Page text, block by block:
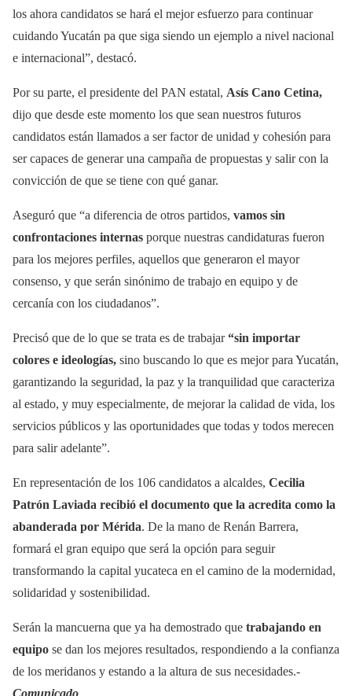
los ahora candidatos se hará el mejor esfuerzo para continuar
cuidando Yucatán pa que siga siendo un ejemplo a nivel nacional
e internacional”, destacó.
Por su parte, el presidente del PAN estatal, Asís Cano Cetina,
dijo que desde este momento los que sean nuestros futuros
candidatos están llamados a ser factor de unidad y cohesión para
ser capaces de generar una campaña de propuestas y salir con la
convicción de que se tiene con qué ganar.
Aseguró que “a diferencia de otros partidos, vamos sin
confrontaciones internas porque nuestras candidaturas fueron
para los mejores perfiles, aquellos que generaron el mayor
consenso, y que serán sinónimo de trabajo en equipo y de
cercanía con los ciudadanos”.
Precisó que de lo que se trata es de trabajar“sin importar
colores e ideologías, sino buscando lo que es mejor para Yucatán,
garantizando la seguridad, la paz y la tranquilidad que caracteriza
al estado, y muy especialmente, de mejorar la calidad de vida, los
servicios públicos y las oportunidades que todas y todos merecen
para salir adelante”.
En representación de los 106 candidatos a alcaldes, Cecilia
Patrón Laviada recibió el documento que la acredita como la
abanderada por Mérida. De la mano de Renán Barrera,
formará el gran equipo que será la opción para seguir
transformando la capital yucateca en el camino de la modernidad,
solidaridad y sostenibilidad.
Serán la mancuerna que ya ha demostrado que trabajando en
equipo se dan los mejores resultados, respondiendo a la confianza
de los meridanos y estando a la altura de sus necesidades.-